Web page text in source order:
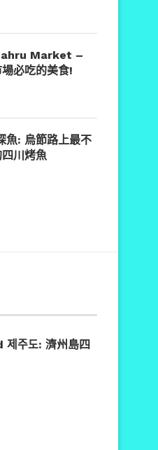
Market –
必吃的美食!
魚: 烏節路上最不
川烤魚
주도: 濟州島四